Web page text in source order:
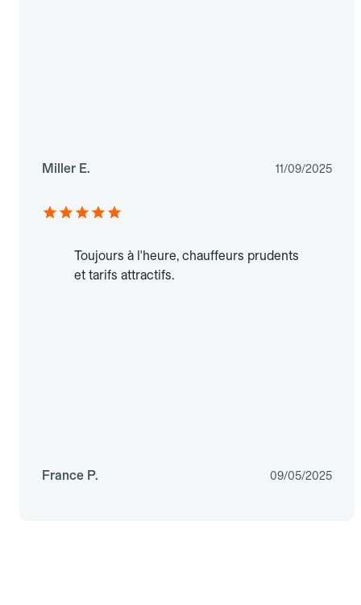
Miller E. 11/09/2025
Toujours à l'heure, chauffeurs prudents
et tarifs attractifs.
France P. 09/05/2025